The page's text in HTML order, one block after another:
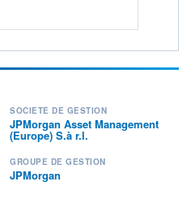
SOCIÉTÉ DE GESTION
JPMorgan Asset Management
(Europe) S.à r.l.
GROUPE DE GESTION
JPMorgan